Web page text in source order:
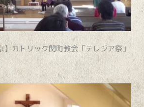
カトリック関町教会「テレジア祭」